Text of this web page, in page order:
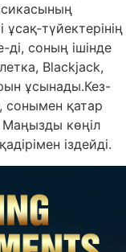
түйектерінің
соның ішінде
Blackjack,
ұсынады.Кез-
сонымен қатар
Маңызды көңіл
іздейді.